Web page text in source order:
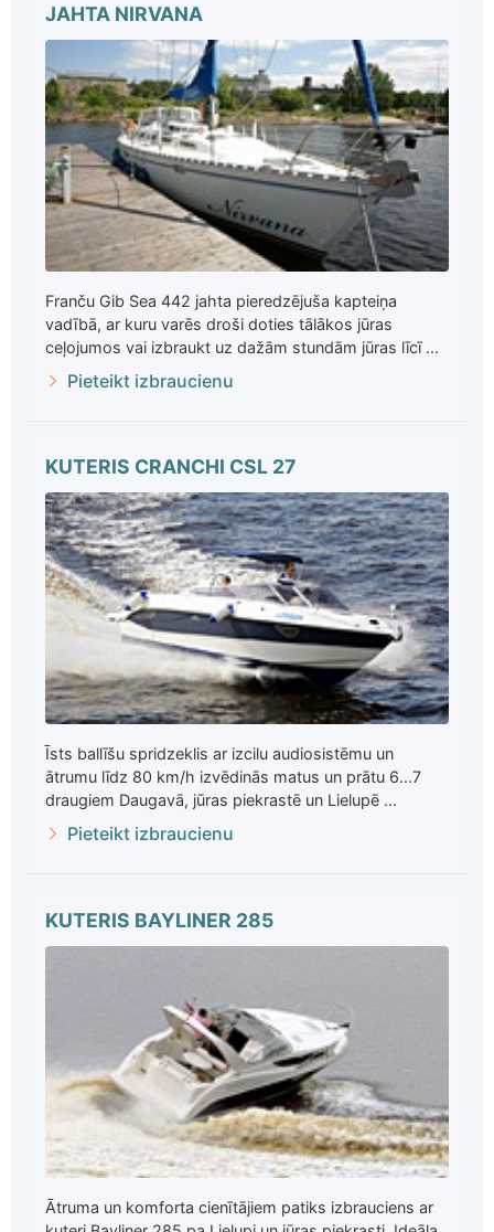
JAHTA NIRVANA
Franču Gib Sea 442 jahta pieredzējuša kapteiņa
vadībā, ar kuru varēs droši doties tālākos jūras
ceļojumos vai izbraukt uz dažām stundām jūras līcī ...
Pieteikt izbraucienu
KUTERIS CRANCHI CSL 27
Īsts ballīšu spridzeklis ar izcilu audiosistēmu un
ātrumu līdz 80 km/h izvēdinās matus un prātu 6...7
draugiem Daugavā, jūras piekrastē un Lielupē ...
Pieteikt izbraucienu
KUTERIS BAYLINER 285
Ātruma un komforta cienītājiem patiks izbrauciens ar